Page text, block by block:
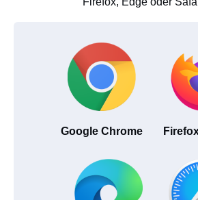
Google Chrome